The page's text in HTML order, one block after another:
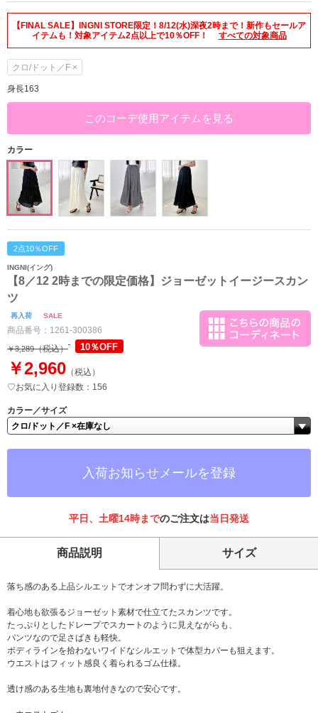
【FINAL SALE】INGNI STORE限定！8/12(水)深夜2時まで！新作もセールア
イテムも！対象アイテム2点以上で10％OFF！
すべての対象商品
クロ/ドット／F ×
身長163
このコーデ使用アイテムを見る
カラー
2点10％OFF
INGNI(イング)
【8／12 2時までの限定価格】ジョーゼットイージースカン
ツ
再入荷 SALE
商品番号： 1261-300386
￥3,289（税込） 10％OFF
￥2,960 （税込）
♡お気に入り登録数：156
カラー／サイズ
入荷お知らせメールを登録
平日、土曜14時までのご注文は当日発送
商品説明 サイズ
落ち感のある上品シルエットでオンオフ問わずに大活躍。
着心地も欲張るジョーゼット素材で仕立てたスカンツです。
たっぷりとしたドレープでスカートのように見えながらも、
パンツなので足さばきも軽快。
ボディラインを拾わないワイドなシルエットで体型カバーも狙えます。
ウエストはフィット感良く着られるゴム仕様。
透け感のある生地も裏地付きなので安心です。